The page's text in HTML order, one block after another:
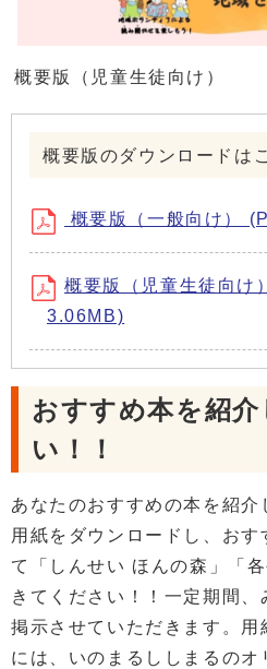
概要版（児童生徒向け）
概要版のダウンロードは
概要版（一般向け）
概要版（児童生徒向け
3.06MB)
おすすめ本を紹介
い！！
あなたのおすすめの本を紹
用紙をダウンロードし、お
て「しんせい ほんの森」「
きてください！！一定期間
掲示させていただきます。用
には、いのまるししまるの